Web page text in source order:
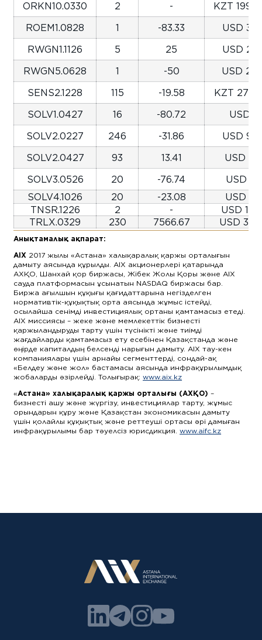
ORKN10.0330
2 -
KZT
ROEM1.0828
1 -83.33
USD
RWGN1.1126
5 25
USD
RWGN5.0628
1 -50
USD
SENS2.1228
115 -19.58
KZT
SOLV1.0427
16 -80.72
USD
SOLV2.0227
246 -31.86
USD
SOLV2.0427
93 13.41
USD
SOLV3.0526
20 -76.74
USD
SOLV4.1026
20 -23.08
USD
TNSR.1226
2 -
USD
TRLX.0329
230 7566.67 USD
Анықтамалық ақпарат:
AIX 2017 жылы «Астана» халықаралық қаржы орталығын
дамыту аясында құрылды. AIX акционерлері қатарында
АХҚО, Шанхай қор биржасы, Жібек Жолы Қоры және AIX
сауда платформасын ұсынатын NASDAQ биржасы бар.
Биржа ағылшын құқығы қағидаттарына негізделген
нормативтік-құқықтық орта аясында жұмыс істейді,
осылайша сенімді инвестициялық ортаны қамтамасыз етеді.
AIX миссиясы – жеке және мемлекеттік бизнесті
қаржыландыруды тарту үшін түсінікті және тиімді
жағдайларды қамтамасыз ету есебінен Қазақстанда және
өңірде капиталдың белсенді нарығын дамыту. AIX тау-кен
компаниялары үшін арнайы сегменттерді, сондай-ақ
«Белдеу және жол» бастамасы аясында инфрақұрылымдық
жобаларды әзірлейді. Толығырақ:www.aix.kz
«Астана» халықаралық қаржы орталығы (АХҚО) –
бизнесті ашу және жүргізу, инвестициялар тарту, жұмыс
орындарын құру және Қазақстан экономикасын дамыту
үшін қолайлы құқықтық және реттеуші ортасы әрі дамыған
инфрақұрылымы бар тәуелсіз юрисдикция.www.aifc.kz